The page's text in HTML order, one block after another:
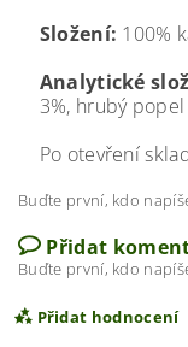
Složení: 100%
Analytické
3%, hrubý
Po otevření
Buďte první, kdo
Přidat
Buďte první, kdo
Přidat hodnocení